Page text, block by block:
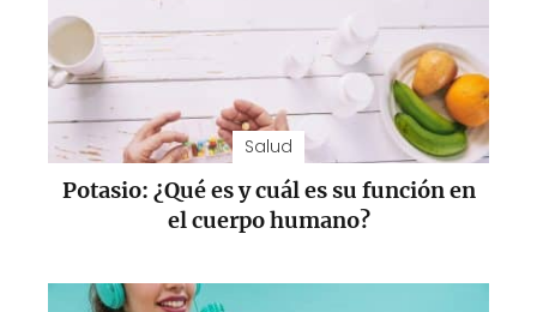
Salud
Potasio: ¿Qué es y cuál es su función en
el cuerpo humano?